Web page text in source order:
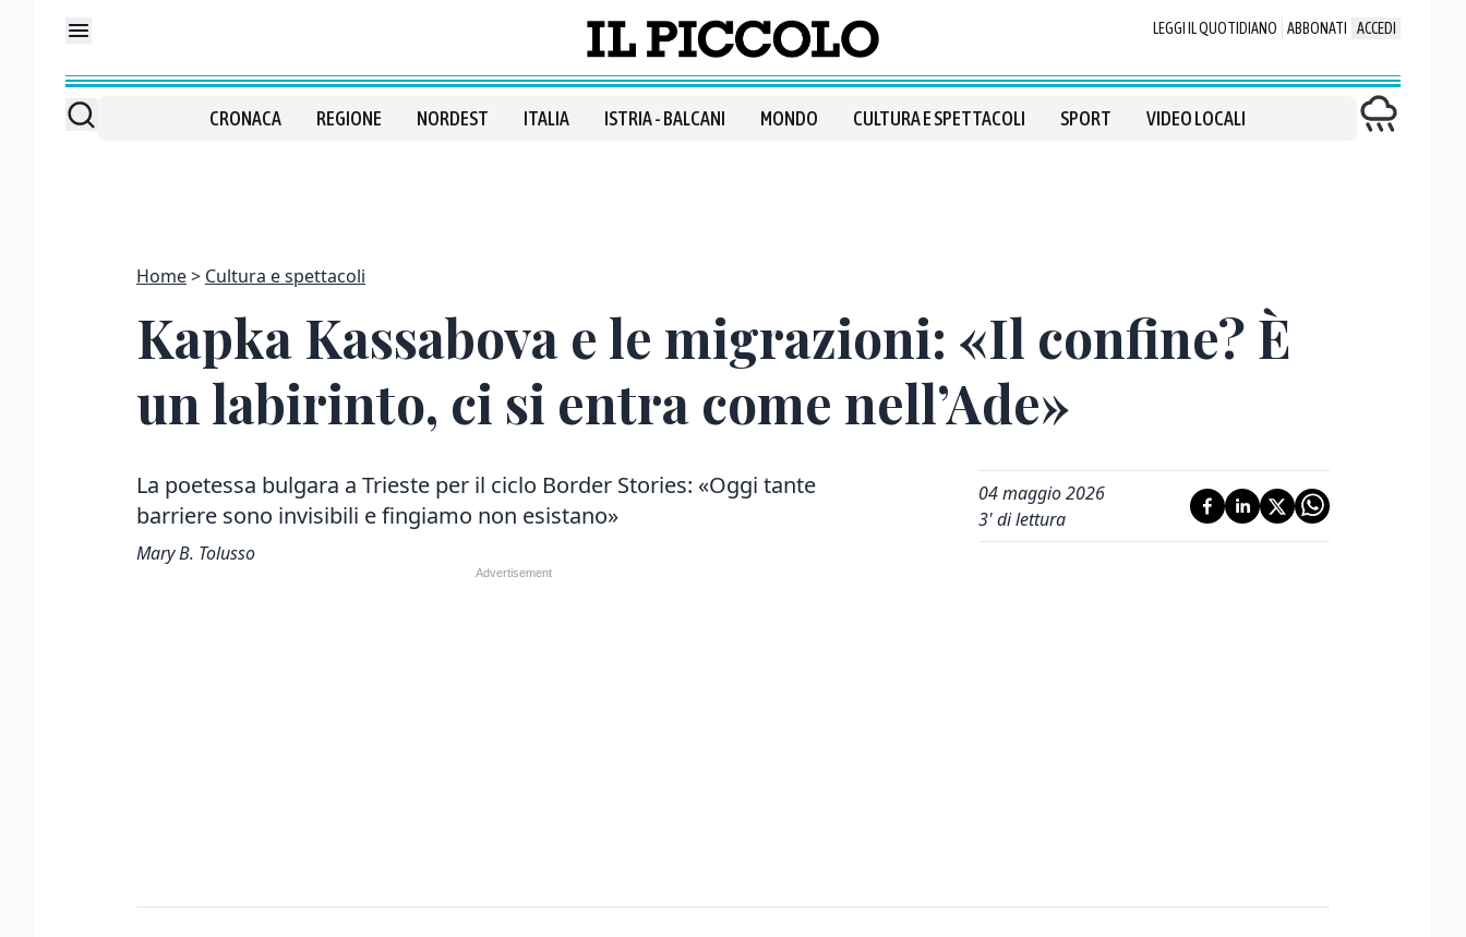
LEGGI IL QUOTIDIANO ABBONATI ACCEDI
CRONACA REGIONE NORDEST ITALIA ISTRIA - BALCANI MONDO CULTURA E SPETTACOLI SPORT VIDEO LOCALI
Home Cultura e spettacoli
Kapka Kassabova e le migrazioni: «Il confine? È
un labirinto, ci si entra come nell’Ade»
La poetessa bulgara a Trieste per il ciclo Border Stories: «Oggi tante
barriere sono invisibili e fingiamo non esistano»
Mary B. Tolusso
04 maggio 2026
3' di lettura